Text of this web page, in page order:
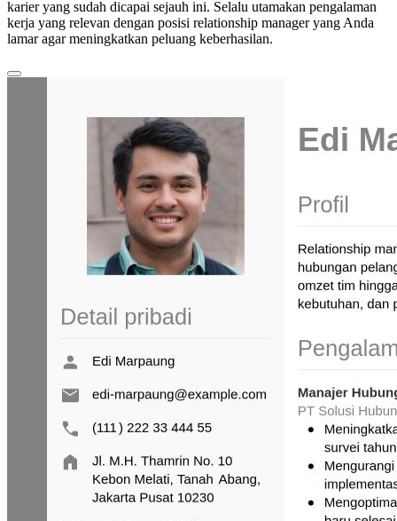
karier yang sudah dicapai sejauh ini. Selalu utamakan pengalaman
kerja yang relevan dengan posisi relationship manager yang Anda
lamar agar meningkatkan peluang keberhasilan.